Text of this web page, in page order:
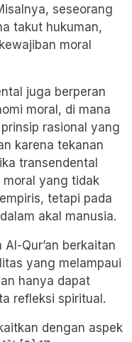
seseorang
takut hukuman,
moral
juga berperan
moral, di mana
rasional yang
karena tekanan
transendental
yang tidak
tetapi pada
akal manusia.
Qur’an berkaitan
yang melampaui
hanya dapat
refleksi spiritual.
dengan aspek